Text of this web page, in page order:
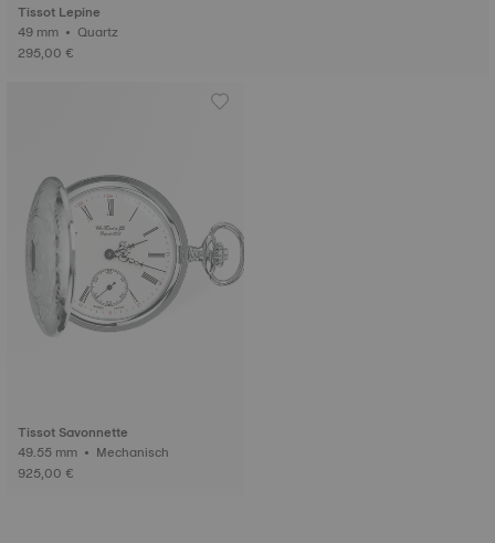
Tissot Lepine
49 mm • Quartz
295,00 €
Tissot Savonnette
49.55 mm • Mechanisch
925,00 €